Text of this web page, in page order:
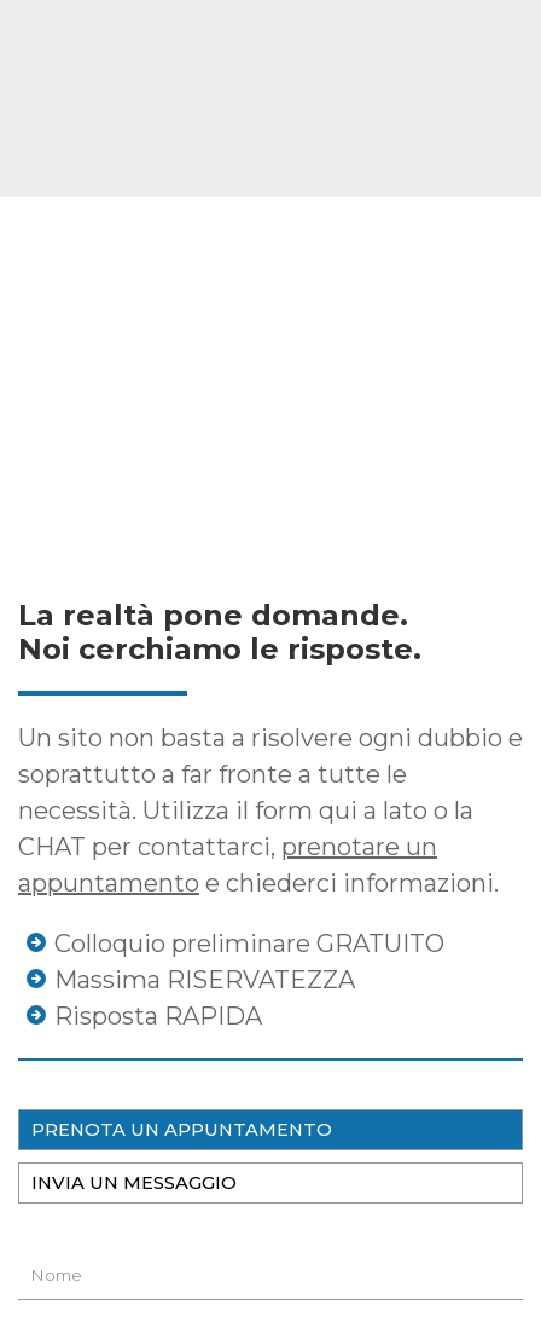
La realtà pone domande.
Noi cerchiamo le risposte.
Un sito non basta a risolvere ogni dubbio e
soprattutto a far fronte a tutte le
necessità. Utilizza il form qui a lato o la
CHAT per contattarci, prenotare un
appuntamento e chiederci informazioni.
Colloquio preliminare GRATUITO
Massima RISERVATEZZA
Risposta RAPIDA
PRENOTA UN APPUNTAMENTO
INVIA UN MESSAGGIO